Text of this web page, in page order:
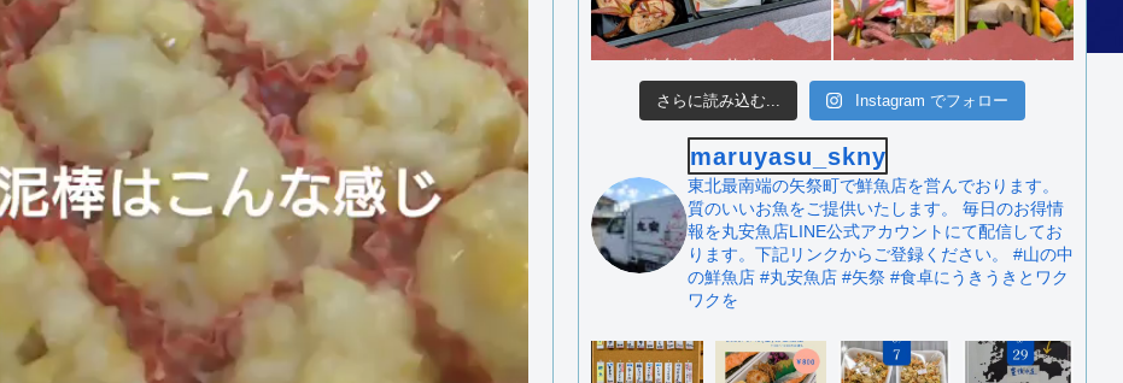
さらに読み込む... Instagram でフォロー
maruyasu_skny
東北最南端の矢祭町で鮮魚店を営んでおります。
質のいいお魚をご提供いたします。
毎日のお得情
報を丸安魚店LINE公式アカウントにて配信してお
ります。下記リンクからご登録ください。
#山の中
の鮮魚店 #丸安魚店 #矢祭 #食卓にうきうきとワク
ワクを